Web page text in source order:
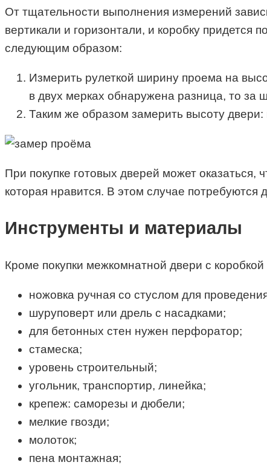
От тщательности выполнения измерений
вертикали и горизонтали, и коробку
следующим образом:
Измерить рулеткой ширину проема на
в двух мерках обнаружена разница, то
Таким же образом замерить высоту
При покупке готовых дверей может
которая нравится. В этом случае
Инструменты и материалы
Кроме покупки межкомнатной двери с
ножовка ручная со стуслом для
шуруповерт или дрель с насадками;
для бетонных стен нужен перфоратор;
стамеска;
уровень строительный;
угольник, транспортир, линейка;
крепеж: саморезы и дюбели;
мелкие гвозди;
молоток;
пена монтажная;